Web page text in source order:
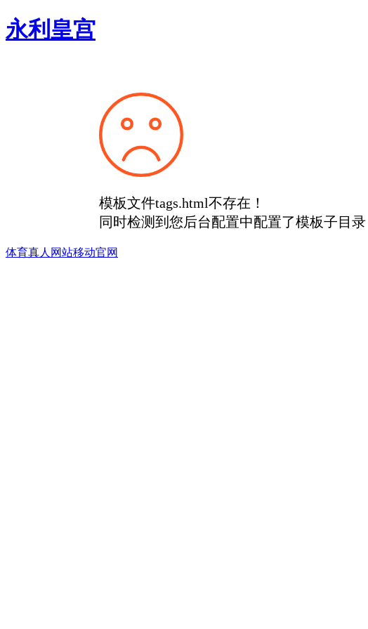
永利皇宫
模板文件tags.html不存在！
同时检测到您后台配置中配置了模板子目
体育真人网站移动官网